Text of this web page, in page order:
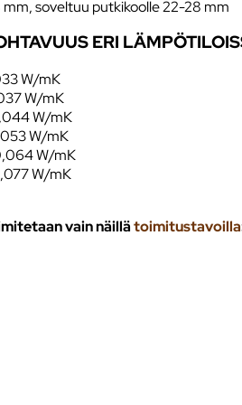
soveltuu putkikoolle 22-28 mm
ERI
W/mK
W/mK
W/mK
W/mK
W/mK
W/mK
vain näillätoimitustavoilla